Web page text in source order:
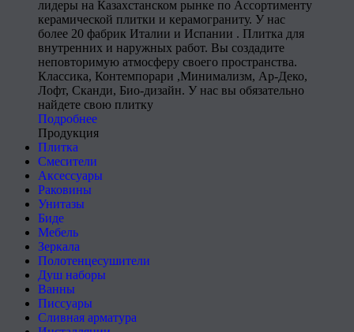
лидеры на Казахстанском рынке по Ассортименту
керамической плитки и керамограниту. У нас
более 20 фабрик Италии и Испании . Плитка для
внутренних и наружных работ. Вы создадите
неповторимую атмосферу своего пространства.
Классика, Контемпорари ,Минимализм, Ар-Деко,
Лофт, Сканди, Био-дизайн. У нас вы обязательно
найдете свою плитку
Подробнее
Продукция
Плитка
Смесители
Аксессуары
Раковины
Унитазы
Биде
Мебель
Зеркала
Полотенцесушители
Душ наборы
Ванны
Писсуары
Сливная арматура